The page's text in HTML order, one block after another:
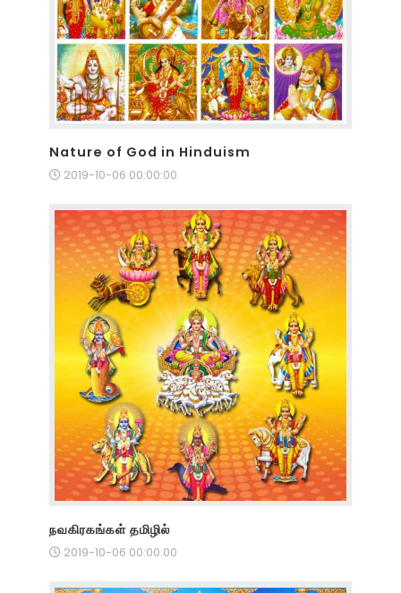
Nature of God in Hinduism
2019-10-06 00:00:00
நவகிரகங்கள் தமிழில்
2019-10-06 00:00:00